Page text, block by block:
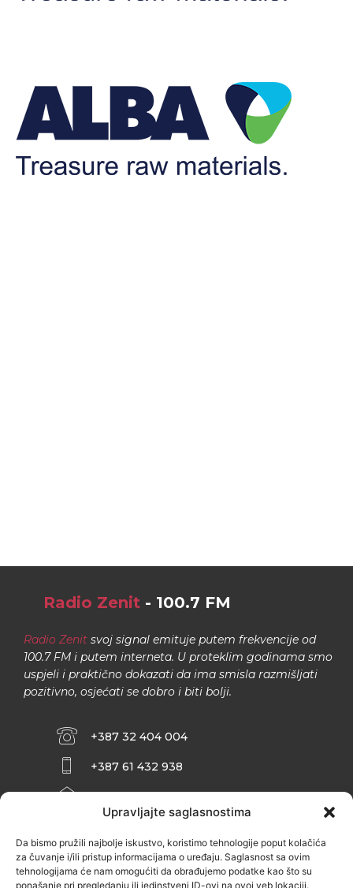
Upravljajte saglasnostima
Da bismo pružili najbolje iskustvo, koristimo tehnologije poput kolačića
za čuvanje i/ili pristup informacijama o uređaju. Saglasnost sa ovim
tehnologijama će nam omogućiti da obrađujemo podatke kao što su
ponašanje pri pregledanju ili jedinstveni ID-ovi na ovoj veb lokaciji.
Radio Zenit - 100.7 FM
Radio Zenit svoj signal emituje putem frekvencije od
100.7 FM i putem interneta. U proteklim godinama smo
uspjeli i praktično dokazati da ima smisla razmišljati
pozitivno, osjećati se dobro i biti bolji.
+387 32 404 004
+387 61 432 938
ZENIČANKA, 3. SPRAT), 72000 ZENICA